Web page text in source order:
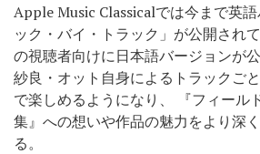
Apple Music Classicalでは今まで英
ック・バイ・トラック」が公開され
の視聴者向けに日本語バージョンが
紗良・オット自身によるトラックご
で楽しめるようになり、 『フィール
集』への想いや作品の魅力をより深
る。